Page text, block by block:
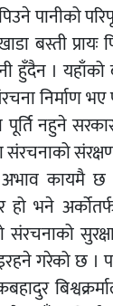
पानीको
बस्ती प्रायः
हुँदैन ।
निर्माण
नहुने
कायमै छ
हो भने
गरेको छ